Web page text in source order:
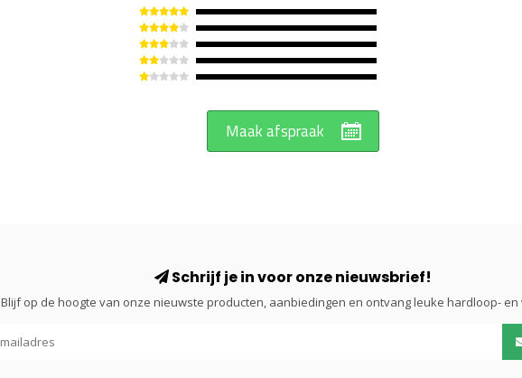
Maak afspraak
Schrijf je in voor onze nieuwsbrief!
Blijf op de hoogte van onze nieuwste producten, aanbiedingen en ontvang leuke hardloop- en